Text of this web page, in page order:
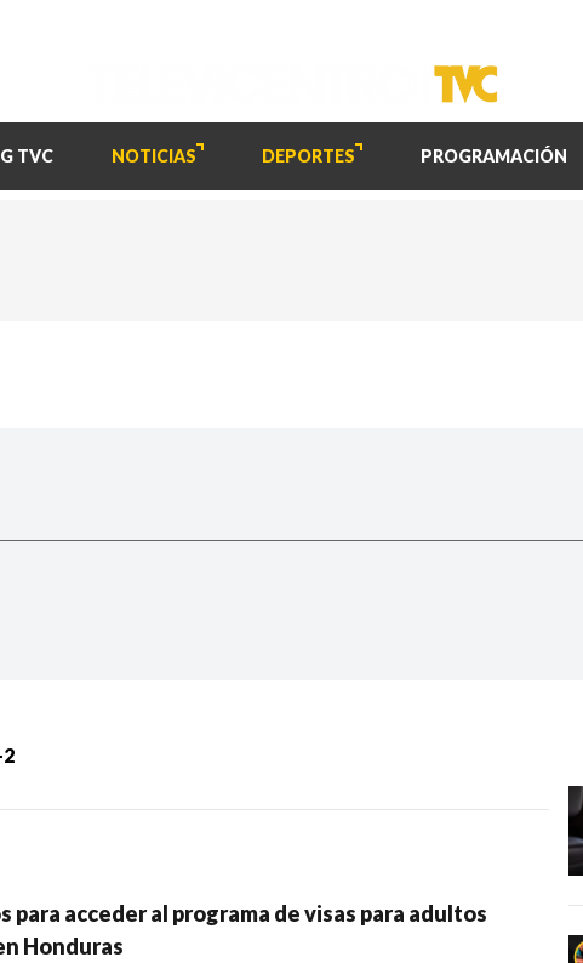
TVC NOTICIAS DEPORTES PROGRAMACIÓN
SERIES
2
para acceder al programa de visas para adultos
Honduras